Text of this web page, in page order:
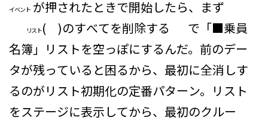
イベント が押されたときで開始したら、まず
リスト( )のすべてを削除する
で「■乗員
名簿」リストを空っぽにするんだ。前のデー
タが残っていると困るから、最初に全消しす
るのがリスト初期化の定番パターン。リスト
をステージに表示してから、最初のクルー